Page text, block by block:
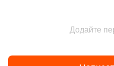
Додайте